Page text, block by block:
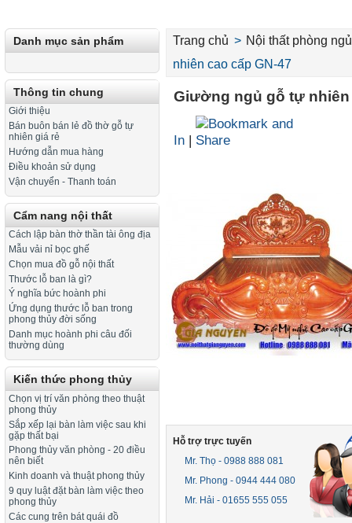
Danh mục sản phẩm
Thông tin chung
Giới thiệu
Bán buôn bán lẻ đồ thờ gỗ tự
nhiên giá rẻ
Hướng dẫn mua hàng
Điều khoản sử dụng
Vận chuyển - Thanh toán
Cẩm nang nội thất
Cách lập bàn thờ thần tài ông địa
Mẫu vải nỉ bọc ghế
Chọn mua đồ gỗ nội thất
Thước lỗ ban là gì?
Ý nghĩa bức hoành phi
Ứng dụng thước lỗ ban trong
phong thủy đời sống
Danh mục hoành phi câu đối
thường dùng
Kiến thức phong thủy
Chọn vị trí văn phòng theo thuật
phong thủy
Sắp xếp lại bàn làm việc sau khi
gặp thất bại
Phong thủy văn phòng - 20 điều
nên biết
Kinh doanh và thuật phong thủy
9 quy luật đặt bàn làm việc theo
phong thủy
Các cung trên bát quái đồ
Trang chủ > Nội thất phòng ngủ
nhiên cao cấp GN-47
Giường ngủ gỗ tự nhiên
In |
Hỗ trợ trực tuyến
Mr. Thọ - 0988 888 081
Mr. Phong - 0944 444 080
Mr. Hải - 01655 555 055